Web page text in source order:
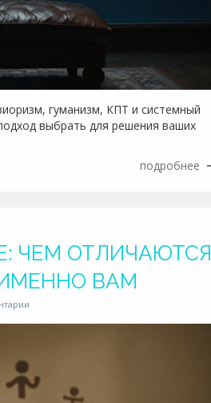
гуманизм, КПТ и системный
выбрать для решения ваших
подробнее
ЧЕМ ОТЛИЧАЮТСЯ
ВАМ